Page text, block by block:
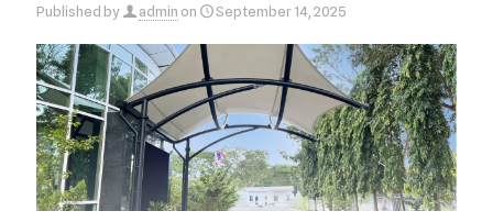
Published by admin on September 14, 2025